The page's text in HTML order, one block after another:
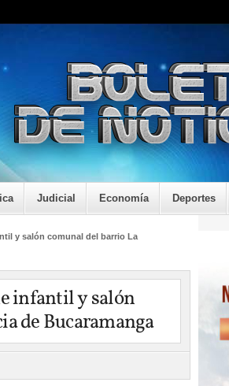
Judicial Economía Deportes
y salón comunal del barrio La
infantil y salón
de Bucaramanga